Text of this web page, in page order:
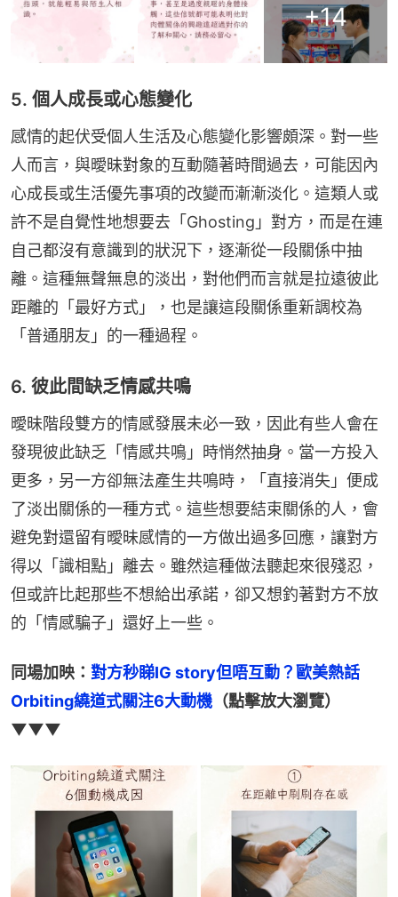
+14
5. 個人成長或心態變化
感情的起伏受個人生活及心態變化影響頗深。對一些
人而言，與曖昧對象的互動隨著時間過去，可能因內
心成長或生活優先事項的改變而漸漸淡化。這類人或
許不是自覺性地想要去「Ghosting」對方，而是在連
自己都沒有意識到的狀況下，逐漸從一段關係中抽
離。這種無聲無息的淡出，對他們而言就是拉遠彼此
距離的「最好方式」，也是讓這段關係重新調校為
「普通朋友」的一種過程。
6. 彼此間缺乏情感共鳴
曖昧階段雙方的情感發展未必一致，因此有些人會在
發現彼此缺乏「情感共鳴」時悄然抽身。當一方投入
更多，另一方卻無法產生共鳴時，「直接消失」便成
了淡出關係的一種方式。這些想要結束關係的人，會
避免對還留有曖昧感情的一方做出過多回應，讓對方
得以「識相點」離去。雖然這種做法聽起來很殘忍，
但或許比起那些不想給出承諾，卻又想釣著對方不放
的「情感騙子」還好上一些。
同場加映： 對方秒睇IG story但唔互動？歐美熱話
Orbiting繞道式關注6大動機 （點擊放大瀏覽）
▼▼▼